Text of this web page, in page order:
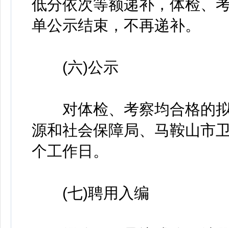
低分依次等额递补，体检、
单公示结束，不再递补。
(六)公示
对体检、考察均合格的拟
源和社会保障局、马鞍山市
个工作日。
(七)聘用入编